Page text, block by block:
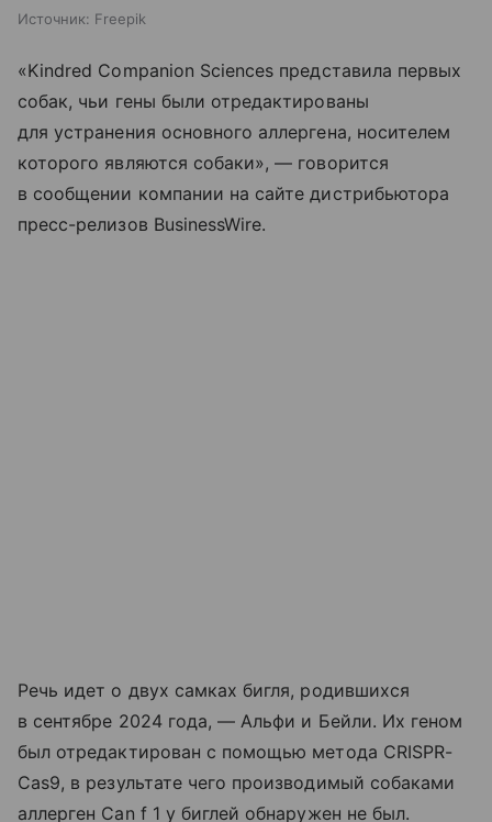
Источник: Freepik
«Kindred Companion Sciences представила первых
собак, чьи гены были отредактированы
для устранения основного аллергена, носителем
которого являются собаки», — говорится
в сообщении компании на сайте дистрибьютора
пресс-релизов BusinessWire.
Речь идет о двух самках бигля, родившихся
в сентябре 2024 года, — Альфи и Бейли. Их геном
был отредактирован с помощью метода CRISPR-
Cas9, в результате чего производимый собаками
аллерген Can f 1 у биглей обнаружен не был.